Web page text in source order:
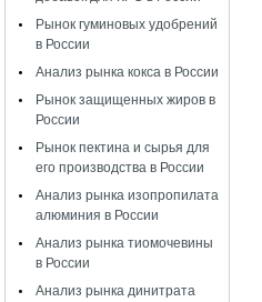
Рынок гуминовых удобрений
в России
Анализ рынка кокса в России
Рынок защищенных жиров в
России
Рынок пектина и сырья для
его производства в России
Анализ рынка изопропилата
алюминия в России
Анализ рынка тиомочевины
в России
Анализ рынка динитрата